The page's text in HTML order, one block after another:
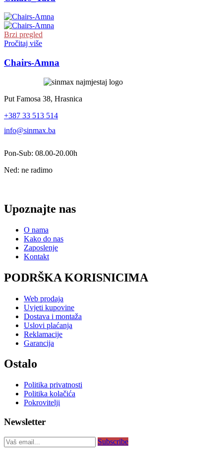
Brzi pregled
Pročitaj više
Chairs-Amna
Put Famosa 38, Hrasnica
+387 33 513 514
info@sinmax.ba
Pon-Sub: 08.00-20.00h
Ned: ne radimo
Upoznajte nas
O nama
Kako do nas
Zaposlenje
Kontakt
PODRŠKA KORISNICIMA
Web prodaja
Uvjeti kupovine
Dostava i montaža
Uslovi plaćanja
Reklamacije
Garancija
Ostalo
Politika privatnosti
Politika kolačića
Pokrovitelji
Newsletter
Subscribe